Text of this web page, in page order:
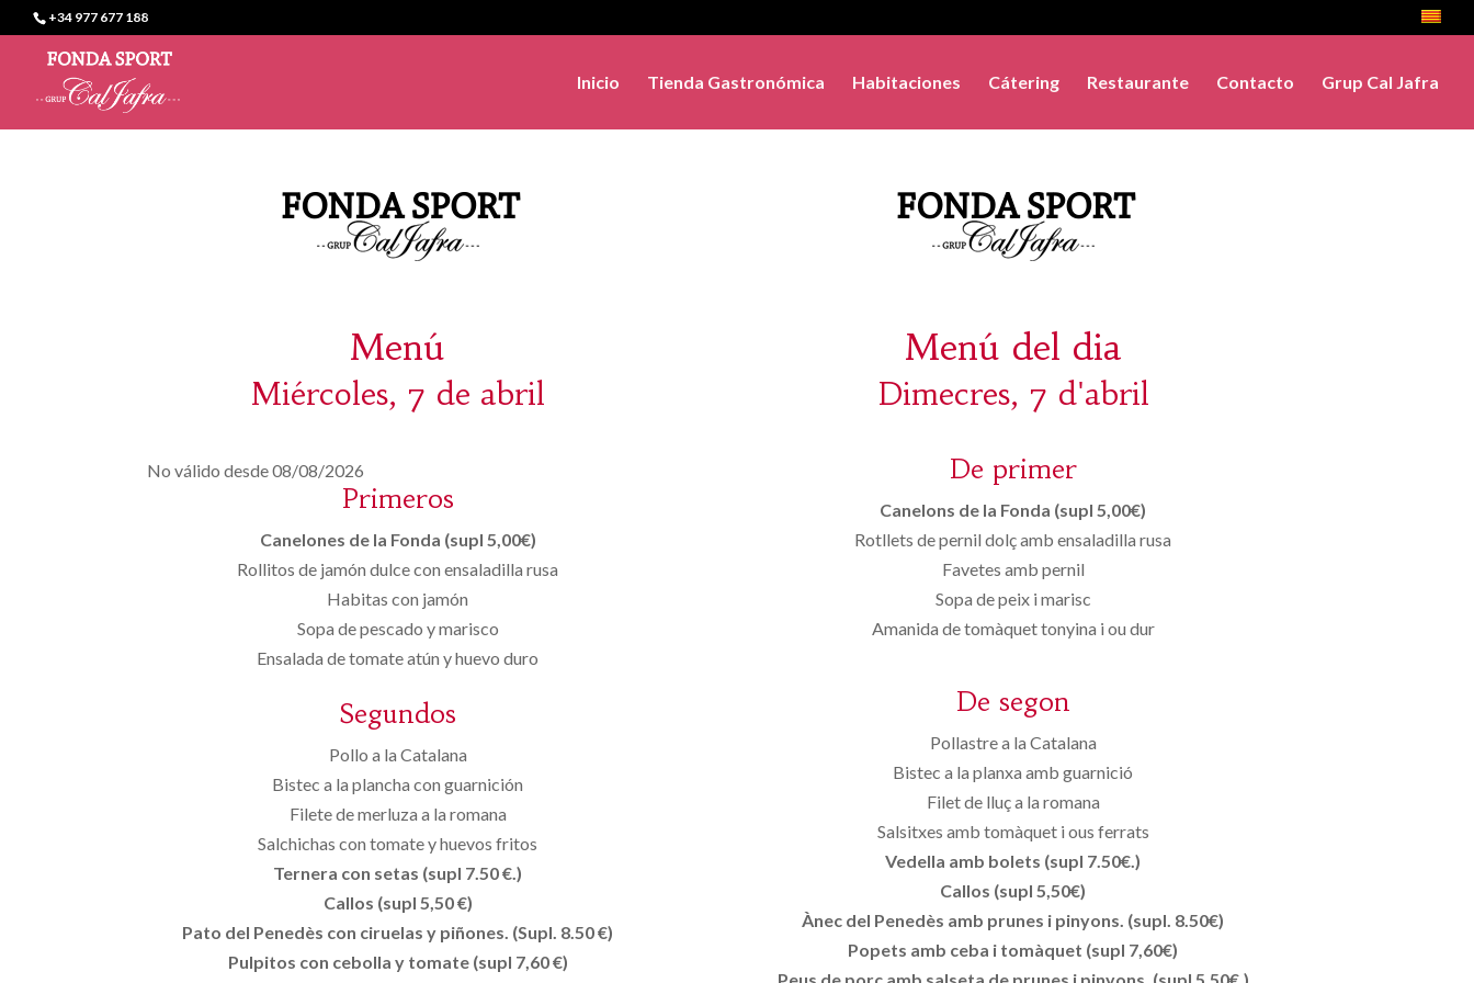
+34 977 677 188
Inicio Tienda Gastronómica Habitaciones Cátering Restaurante Contacto Grup Cal Jafra
Menú
Miércoles, 7 de abril
No válido desde 08/08/2026
Primeros
Canelones de la Fonda (supl 5,00€)
Rollitos de jamón dulce con ensaladilla rusa
Habitas con jamón
Sopa de pescado y marisco
Ensalada de tomate atún y huevo duro
Segundos
Pollo a la Catalana
Bistec a la plancha con guarnición
Filete de merluza a la romana
Salchichas con tomate y huevos fritos
Ternera con setas (supl 7.50 €.)
Callos (supl 5,50 €)
Pato del Penedès con ciruelas y piñones. (Supl. 8.50 €)
Pulpitos con cebolla y tomate (supl 7,60 €)
Menú del dia
Dimecres, 7 d'abril
De primer
Canelons de la Fonda (supl 5,00€)
Rotllets de pernil dolç amb ensaladilla rusa
Favetes amb pernil
Sopa de peix i marisc
Amanida de tomàquet tonyina i ou dur
De segon
Pollastre a la Catalana
Bistec a la planxa amb guarnició
Filet de lluç a la romana
Salsitxes amb tomàquet i ous ferrats
Vedella amb bolets (supl 7.50€.)
Callos (supl 5,50€)
Ànec del Penedès amb prunes i pinyons. (supl. 8.50€)
Popets amb ceba i tomàquet (supl 7,60€)